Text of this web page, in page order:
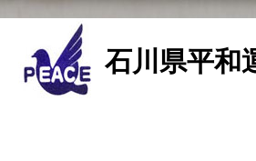
石川県平和